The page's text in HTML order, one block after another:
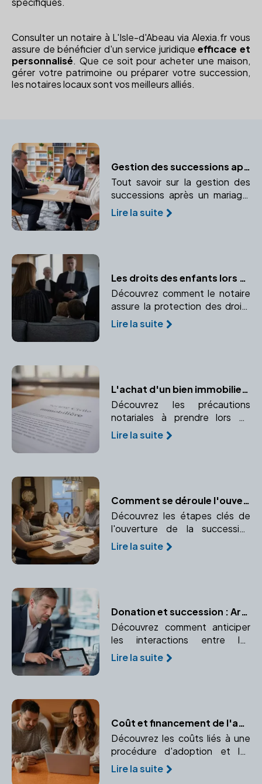
Consulter un notaire à L'Isle-d'Abeau via Alexia.fr vous
assure de bénéficier d'un service juridiqueefficace et
personnalisé. Que ce soit pour acheter une maison,
gérer votre patrimoine ou préparer votre succession,
les notaires locaux sont vos meilleurs alliés.
Gestion des successions après un mariage
Tout savoir sur la gestion des
successions après un mariage,
guidé par un notaire pour
protéger vos droits.
Lire la suite
Les droits des enfants lors d'un divorce : Comment le notaire assure leur protection
Découvrez comment le notaire
assure la protection des droits
des enfants lors d'un divorce.
Pension alimentaire, garde
Lire la suite
L'achat d'un bien immobilier à plusieurs : les précautions notariales à prendre
Découvrez les précautions
notariales à prendre lors de
l'achat d'un bien immobilier à
plusieurs. Conseils pour un
Lire la suite
Comment se déroule l'ouverture de la succession ?
Découvrez les étapes clés de
l'ouverture de la succession
après le décès d'un proche.
Comprendre le rôle crucial du
Lire la suite
Donation et succession : Articuler les deux pour une transmission optimale
Découvrez comment anticiper
les interactions entre les
donations effectuées de votre
vivant et votre future
Lire la suite
Coût et financement de l'adoption : Prévisions budgétaires et aides financières
Découvrez les coûts liés à une
procédure d'adoption et les
différentes possibilités de
financement. Informez-vous sur
Lire la suite